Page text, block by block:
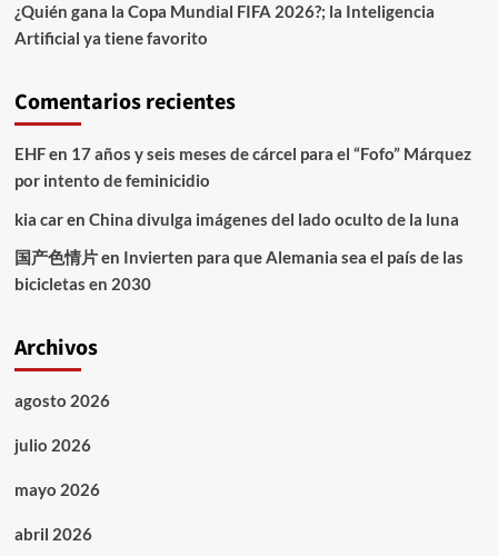
¿Quién gana la Copa Mundial FIFA 2026?; la Inteligencia
Artificial ya tiene favorito
Comentarios recientes
EHFen 17 años y seis meses de cárcel para el “Fofo” Márquez
por intento de feminicidio
kia caren China divulga imágenes del lado oculto de la luna
国产色情片en Invierten para que Alemania sea el país de las
bicicletas en 2030
Archivos
agosto 2026
julio 2026
mayo 2026
abril 2026